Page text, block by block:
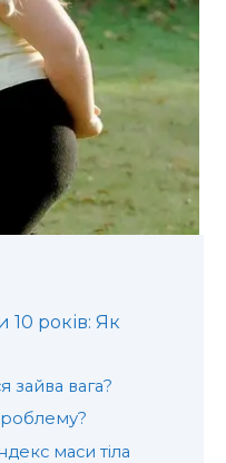
10 років: Як
зайва вага?
маси тіла